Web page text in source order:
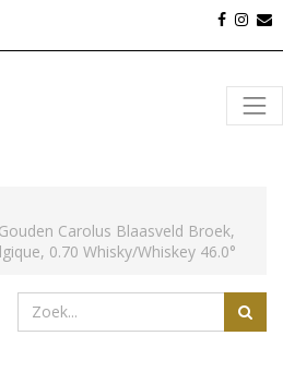
Carolus Blaasveld Broek,
0.70 Whisky/Whiskey 46.0°